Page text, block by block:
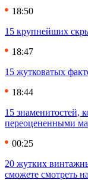
18:50
15 крупнейших
18:47
15 жутковатых
18:44
15 знаменитостей,
переоцененными
00:25
20 жутких
сможете смотреть